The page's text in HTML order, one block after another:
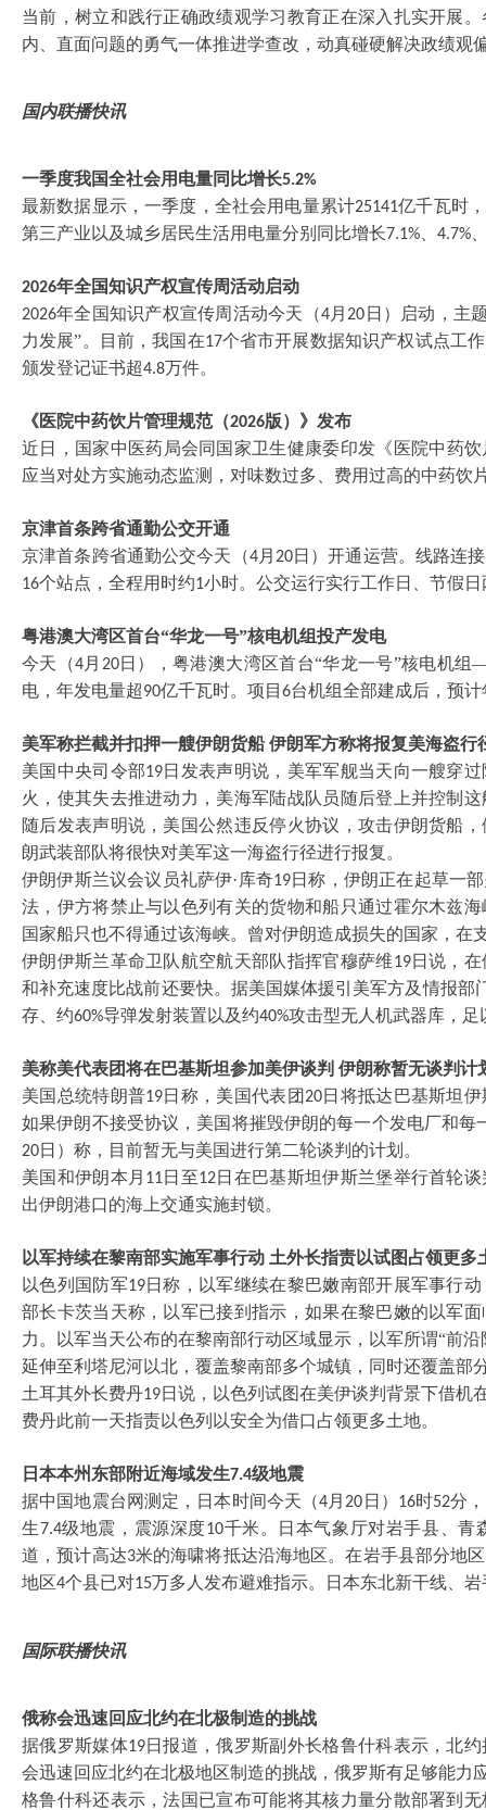
当前，树立和践行正确政绩观学习教育正在深入扎实开展
内、直面问题的勇气一体推进学查改，动真碰硬解决政绩观
国内联播快讯
一季度我国全社会用电量同比增长5.2%
最新数据显示，一季度，全社会用电量累计25141亿千瓦时
第三产业以及城乡居民生活用电量分别同比增长7.1% 4.7%
2026年全国知识产权宣传周活动启动
2026年全国知识产权宣传周活动今天（4月 20 日）启动，主
力发展”。目前，我国在17个省市开展数据知识产权试点工
颁发登记证书超4.8万件。
《医院中药饮片管理规范（2026版）》发布
近日，国家中医药局会同国家卫生健康委印发《医院中药
应当对处方实施动态监测，对味数过多、费用过高的中药饮
京津首条跨省通勤公交开通
京津首条跨省通勤公交今天（4月 20日）开通运营。线路连
16个站点，全程用时约1小时。公交运行实行工作日、节假
粤港澳大湾区首台“华龙一号”核电机组投产发电
今天（4月 20日），粤港澳大湾区首台“华龙一号”核电机
电，年发电量超90亿千瓦时。项目 6台机组全部建成后，预
美军称拦截并扣押一艘伊朗货船 伊朗军方称将报复美海盗行
美国中央司令部19日发表声明说，美军军舰当天向一艘穿
火，使其失去推进动力，美海军陆战队员随后登上并控制
随后发表声明说，美国公然违反停火协议，攻击伊朗货船
朗武装部队将很快对美军这一海盗行径进行报复。
伊朗伊斯兰议会议员礼萨伊·库奇19日称，伊朗正在起草一
法，伊方将禁止与以色列有关的货物和船只通过霍尔木兹
国家船只也不得通过该海峡。曾对伊朗造成损失的国家，在
伊朗伊斯兰革命卫队航空航天部队指挥官穆萨维19日说，在
和补充速度比战前还要快。据美国媒体援引美军方及情报部
存、约60%导弹发射装置以及约40%攻击型无人机武器库，
美称美代表团将在巴基斯坦参加美伊谈判 伊朗称暂无谈判计
美国总统特朗普19日称，美国代表团20日将抵达巴基斯坦
如果伊朗不接受协议，美国将摧毁伊朗的每一个发电厂和
20日）称，目前暂无与美国进行第二轮谈判的计划。
美国和伊朗本月 11日至12日在巴基斯坦伊斯兰堡举行首轮
出伊朗港口的海上交通实施封锁。
以军持续在黎南部实施军事行动 土外长指责以试图占领更多
以色列国防军19日称，以军继续在黎巴嫩南部开展军事行
部长卡茨当天称，以军已接到指示，如果在黎巴嫩的以军
力。以军当天公布的在黎南部行动区域显示，以军所谓“前
延伸至利塔尼河以北，覆盖黎南部多个城镇，同时还覆盖部
土耳其外长费丹19日说，以色列试图在美伊谈判背景下借机
费丹此前一天指责以色列以安全为借口占领更多土地。
日本本州东部附近海域发生7.4级地震
据中国地震台网测定，日本时间今天（4月 20 日） 16时52分
生 7.4级地震，震源深度10千米。日本气象厅对岩手县、青
道，预计高达3米的海啸将抵达沿海地区。在岩手县部分地
地区4个县已对15万多人发布避难指示。日本东北新干线、
国际联播快讯
俄称会迅速回应北约在北极制造的挑战
据俄罗斯媒体19日报道，俄罗斯副外长格鲁什科表示，北
会迅速回应北约在北极地区制造的挑战，俄罗斯有足够能力
格鲁什科还表示，法国已宣布可能将其核力量分散部署到